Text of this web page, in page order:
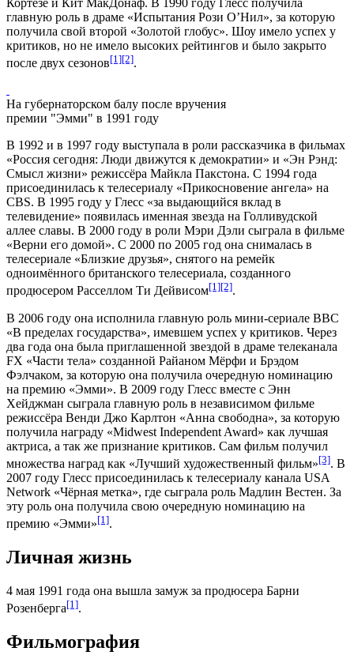
Кортезе и Кит МакДонаф. В 1990 году Глесс получила
главную роль в драме «Испытания Рози О’Нил», за которую
получила свой второй «Золотой глобус». Шоу имело успех у
критиков, но не имело высоких рейтингов и было закрыто
после двух сезонов[1][2].
На губернаторском балу после вручения
премии "Эмми" в 1991 году
В 1992 и в 1997 году выступала в роли рассказчика в фильмах
«Россия сегодня: Люди движутся к демократии» и «Эн Рэнд:
Смысл жизни» режиссёра Майкла Пакстона. С 1994 года
присоединилась к телесериалу «Прикосновение ангела» на
CBS. В 1995 году у Глесс «за выдающийся вклад в
телевидение» появилась именная звезда на Голливудской
аллее славы. В 2000 году в роли Мэри Дэли сыграла в фильме
«Верни его домой». С 2000 по 2005 год она снималась в
телесериале «Близкие друзья», снятого на ремейк
одноимённого британского телесериала, созданного
продюсером Расселлом Ти Дейвисом[1][2].
В 2006 году она исполнила главную роль мини-сериале BBC
«В пределах государства», имевшем успех у критиков. Через
два года она была приглашенной звездой в драме телеканала
FX «Части тела» созданной Райаном Мёрфи и Брэдом
Фэлчаком, за которую она получила очередную номинацию
на премию «Эмми». В 2009 году Глесс вместе с Энн
Хейджман сыграла главную роль в независимом фильме
режиссёра Венди Джо Карлтон «Анна свободна», за которую
получила награду «Midwest Independent Award» как лучшая
актриса, а так же признание критиков. Сам фильм получил
множества наград как «Лучший художественный фильм»[3]. В
2007 году Глесс присоединилась к телесериалу канала USA
Network «Чёрная метка», где сыграла роль Мадлин Вестен. За
эту роль она получила свою очередную номинацию на
премию «Эмми»[1].
Личная жизнь
4 мая 1991 года она вышла замуж за продюсера Барни
Розенберга[1].
Фильмография